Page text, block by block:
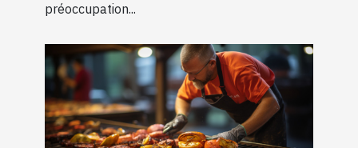
préoccupation...